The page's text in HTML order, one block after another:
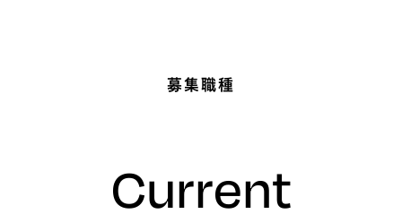
募集職種
Current